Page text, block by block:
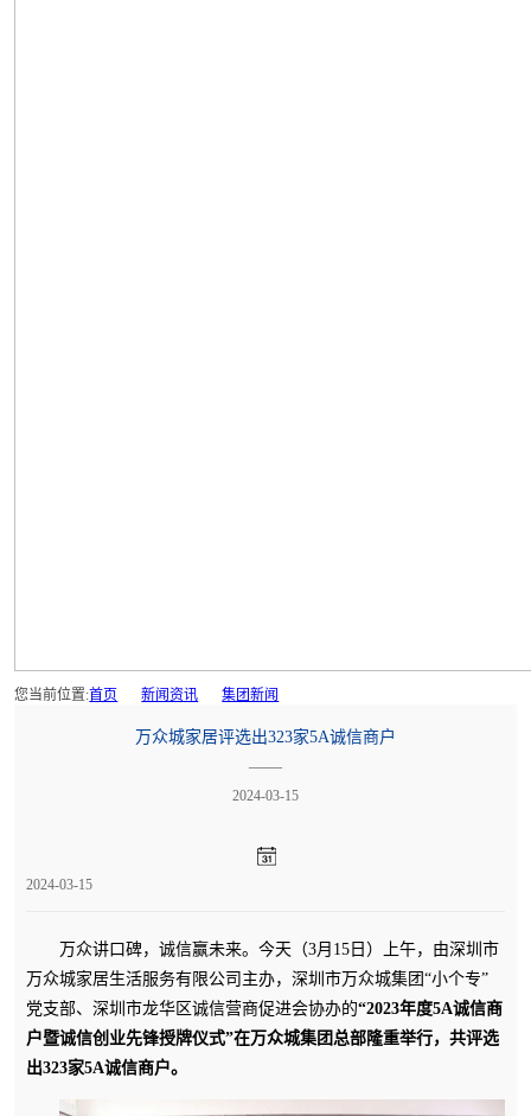
您当前位置:首页 新闻资讯 集团新闻
万众城家居评选出323家5A诚信商户
——
2024-03-15
2024-03-15
万众讲口碑，诚信赢未来。今天（3月15日）上午，由深圳市
万众城家居生活服务有限公司主办，深圳市万众城集团“小个专”
党支部、深圳市龙华区诚信营商促进会协办的“2023年度5A诚信商
户暨诚信创业先锋授牌仪式”在万众城集团总部隆重举行，共评选
出323家5A诚信商户。